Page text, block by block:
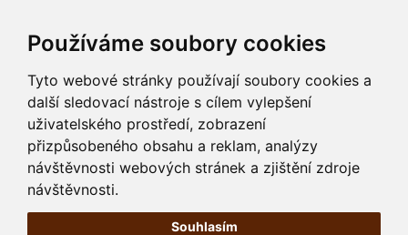
Používáme soubory cookies
Tyto webové stránky používají soubory cookies a
další sledovací nástroje s cílem vylepšení
uživatelského prostředí, zobrazení
přizpůsobeného obsahu a reklam, analýzy
návštěvnosti webových stránek a zjištění zdroje
návštěvnosti.
Souhlasím